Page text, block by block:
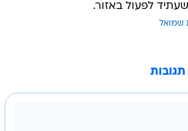
לפעול באזור.
שמואל